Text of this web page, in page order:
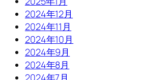
2024年12月
2024年11月
2024年10月
2024年9月
2024年8月
2024年7月